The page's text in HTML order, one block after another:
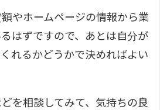
やホームページの情報から業
はずですので、あとは自分が
れるかどうかで決めればよい
を相談してみて、気持ちの良